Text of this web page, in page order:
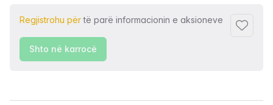
Regjistrohu përtë parë informacionin e aksioneve
Shto
Shto në karrocë